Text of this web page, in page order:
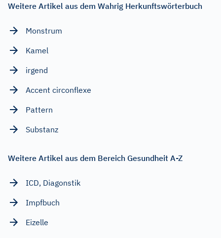
Weitere Artikel aus dem Wahrig Herkunftswörterbuch
Monstrum
Kamel
irgend
Accent circonflexe
Pattern
Substanz
Weitere Artikel aus dem Bereich Gesundheit A-Z
ICD, Diagonstik
Impfbuch
Eizelle